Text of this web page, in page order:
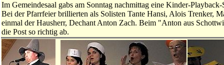
Im Gemeindesaal gabs am Sonntag nachmittag eine Kinder-
Bei der Pfarrfeier brillierten als Solisten Tante Hansi, Alois Trenker,
einmal der Hausherr, Dechant Anton Zach. Beim "Anton aus
die Post so richtig ab.